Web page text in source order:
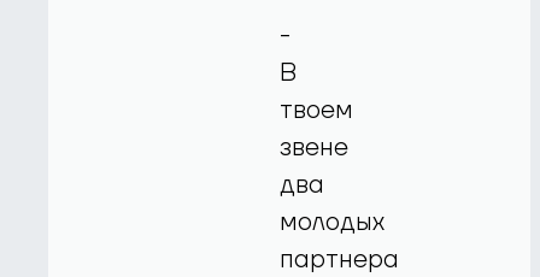
-
В
твоем
звене
два
молодых
партнера